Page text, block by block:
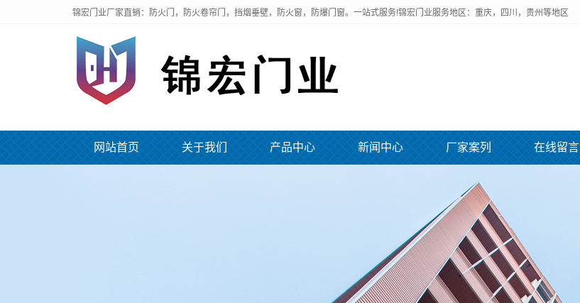
锦宏门业厂家直销：防火门，防火卷帘门，挡烟垂壁，防火窗，防爆门窗。一站式服务!锦宏门业服务地区：重庆，四川，贵州等地区
网站首页 关于我们 产品中心 新闻中心 厂家案列 在线留言